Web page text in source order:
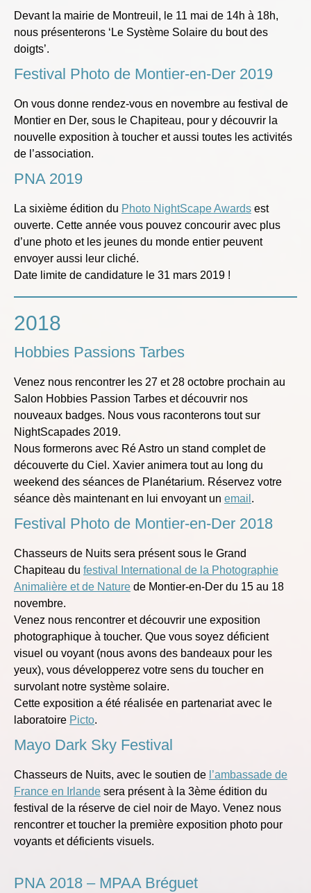
Devant la mairie de Montreuil, le 11 mai de 14h à 18h,
nous présenterons ‘Le Système Solaire du bout des
doigts’.
Festival Photo de Montier-en-Der 2019
On vous donne rendez-vous en novembre au festival de
Montier en Der, sous le Chapiteau, pour y découvrir la
nouvelle exposition à toucher et aussi toutes les activités
de l’association.
PNA 2019
La sixième édition du Photo NightScape Awards est
ouverte. Cette année vous pouvez concourir avec plus
d’une photo et les jeunes du monde entier peuvent
envoyer aussi leur cliché.
Date limite de candidature le 31 mars 2019 !
2018
Hobbies Passions Tarbes
Venez nous rencontrer les 27 et 28 octobre prochain au
Salon Hobbies Passion Tarbes et découvrir nos
nouveaux badges. Nous vous raconterons tout sur
NightScapades 2019.
Nous formerons avec Ré Astro un stand complet de
découverte du Ciel. Xavier animera tout au long du
weekend des séances de Planétarium. Réservez votre
séance dès maintenant en lui envoyant un email .
Festival Photo de Montier-en-Der 2018
Chasseurs de Nuits sera présent sous le Grand
Chapiteau du festival International de la Photographie
Animalière et de Nature de Montier-en-Der du 15 au 18
novembre.
Venez nous rencontrer et découvrir une exposition
photographique à toucher. Que vous soyez déficient
visuel ou voyant (nous avons des bandeaux pour les
yeux), vous développerez votre sens du toucher en
survolant notre système solaire.
Cette exposition a été réalisée en partenariat avec le
laboratoire Picto.
Mayo Dark Sky Festival
Chasseurs de Nuits, avec le soutien de l’ambassade de
France en Irlande sera présent à la 3ème édition du
festival de la réserve de ciel noir de Mayo. Venez nous
rencontrer et toucher la première exposition photo pour
voyants et déficients visuels.
PNA 2018 – MPAA Bréguet